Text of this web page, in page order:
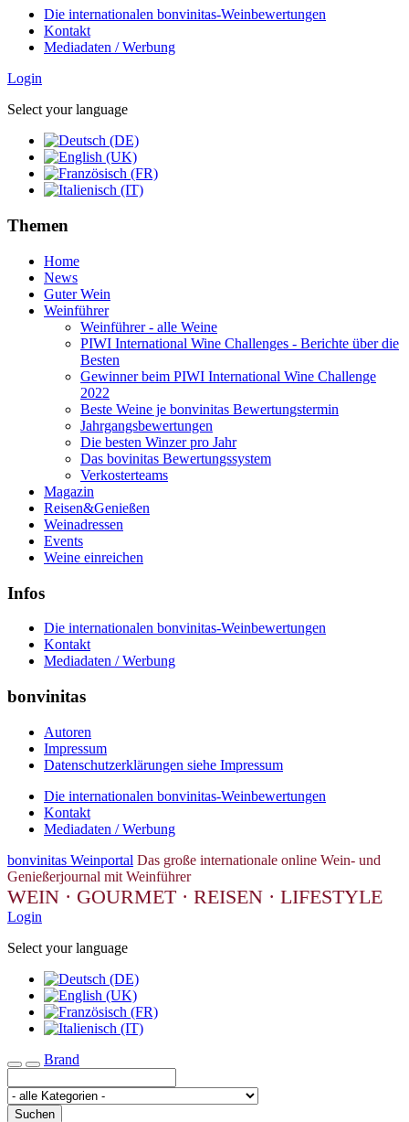
Die internationalen bonvinitas-Weinbewertungen
Kontakt
Mediadaten / Werbung
Login
Select your language
Themen
Home
News
Guter Wein
Weinführer
Weinführer - alle Weine
PIWI International Wine Challenges - Berichte über die
Besten
Gewinner beim PIWI International Wine Challenge
2022
Beste Weine je bonvinitas Bewertungstermin
Jahrgangsbewertungen
Die besten Winzer pro Jahr
Das bovinitas Bewertungssystem
Verkosterteams
Magazin
Reisen&Genießen
Weinadressen
Events
Weine einreichen
Infos
Die internationalen bonvinitas-Weinbewertungen
Kontakt
Mediadaten / Werbung
bonvinitas
Autoren
Impressum
Datenschutzerklärungen siehe Impressum
Die internationalen bonvinitas-Weinbewertungen
Kontakt
Mediadaten / Werbung
bonvinitas Weinportal Das große internationale online Wein- und
Genießerjournal mit Weinführer
WEIN · GOURMET · REISEN · LIFESTYLE
Login
Select your language
Toggle navigation
Brand
Suchen